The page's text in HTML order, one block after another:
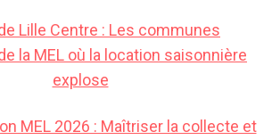
Lille Centre : Les communes
la MEL où la location saisonnière
explose
MEL 2026 : Maîtriser la collecte et